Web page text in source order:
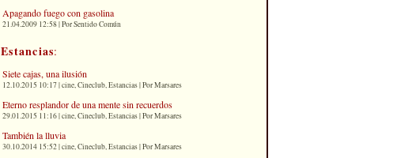
Apagando fuego con gasolina
21.04.2009 12:58 | Por Sentido Común
Estancias:
Siete cajas, una ilusión
12.10.2015 10:17 | cine, Cineclub, Estancias | Por Marsares
Eterno resplandor de una mente sin recuerdos
29.01.2015 11:16 | cine, Cineclub, Estancias | Por Marsares
También la lluvia
30.10.2014 15:52 | cine, Cineclub, Estancias | Por Marsares